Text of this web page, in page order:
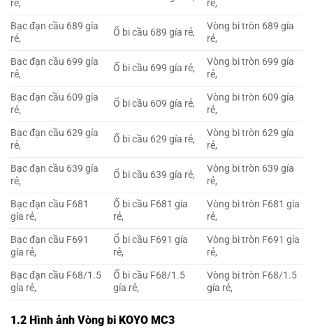
rẻ,
rẻ,
Bạc đạn cầu 689 gía
rẻ,
Ổ bi cầu 689 gía rẻ,
Vòng bi tròn 689 gía
rẻ,
Bạc đạn cầu 699 gía
rẻ,
Ổ bi cầu 699 gía rẻ,
Vòng bi tròn 699 gía
rẻ,
Bạc đạn cầu 609 gía
rẻ,
Ổ bi cầu 609 gía rẻ,
Vòng bi tròn 609 gía
rẻ,
Bạc đạn cầu 629 gía
rẻ,
Ổ bi cầu 629 gía rẻ,
Vòng bi tròn 629 gía
rẻ,
Bạc đạn cầu 639 gía
rẻ,
Ổ bi cầu 639 gía rẻ,
Vòng bi tròn 639 gía
rẻ,
Bạc đạn cầu F681
gía rẻ,
Ổ bi cầu F681 gía
rẻ,
Vòng bi tròn F681 gía
rẻ,
Bạc đạn cầu F691
gía rẻ,
Ổ bi cầu F691 gía
rẻ,
Vòng bi tròn F691 gía
rẻ,
Bạc đạn cầu F68/1.5
gía rẻ,
Ổ bi cầu F68/1.5
gía rẻ,
Vòng bi tròn F68/1.5
gía rẻ,
1.2 Hình ảnh Vòng bi KOYO MC3